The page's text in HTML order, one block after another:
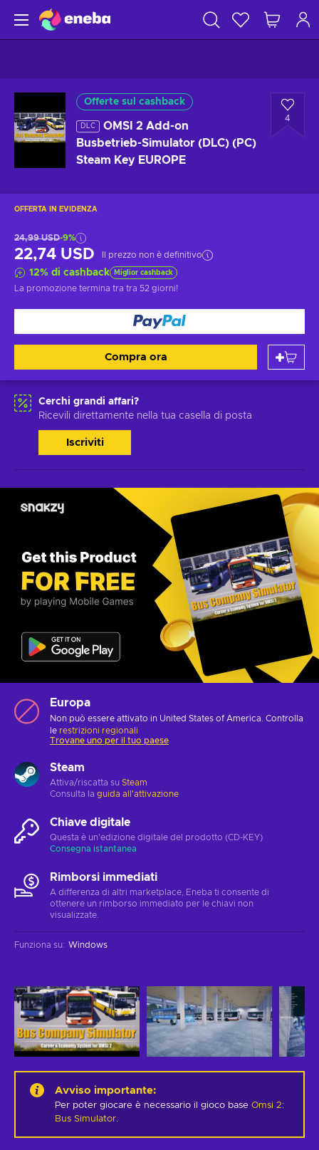
Offerte sul cashback
DLC
OMSI 2 Add-on
Busbetrieb-Simulator (DLC) (PC)
Steam Key EUROPE
4
OFFERTA IN EVIDENZA
24,99 USD-9%
22,74 USD Il prezzo non è definitivo
12% di cashback Miglior cashback
La promozione termina tra tra 52 giorni!
Compra ora
Cerchi grandi affari?
Ricevili direttamente nella tua casella di posta
Iscriviti
Europa
Non può essere attivato in United States of America. Controlla
le restrizioni regionali
Trovane uno per il tuo paese
Steam
Attiva/riscatta su Steam
Consulta la guida all'attivazione
Chiave digitale
Questa è un'edizione digitale del prodotto (CD-KEY)
Consegna istantanea
Rimborsi immediati
A differenza di altri marketplace, Eneba ti consente di
ottenere un rimborso immediato per le chiavi non
visualizzate.
Funziona su: Windows
Avviso importante:
Per poter giocare è necessario il gioco base Omsi 2:
Bus Simulator